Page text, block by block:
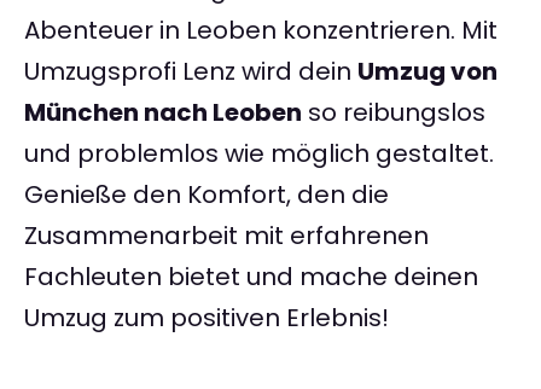
Abenteuer in Leoben konzentrieren. Mit
Umzugsprofi Lenz wird dein Umzug von
München nach Leoben so reibungslos
und problemlos wie möglich gestaltet.
Genieße den Komfort, den die
Zusammenarbeit mit erfahrenen
Fachleuten bietet und mache deinen
Umzug zum positiven Erlebnis!